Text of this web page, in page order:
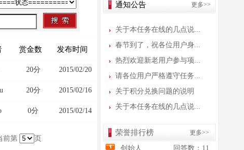
赏金数 发布时间
20分 2015/02/20
20分 2015/02/16
0分 2015/02/14
前第 页
通知公告 更多>>
关于本任务在线的几点说...
春节到了，祝各位用户身...
热烈欢迎新老用户参与项...
请各位用户严格遵守任务...
关于积分兑换问题的说明
关于本任务在线的几点说...
热烈欢迎新老用户参与项...
荣誉排行榜 更多>>
创始人
回答数：11